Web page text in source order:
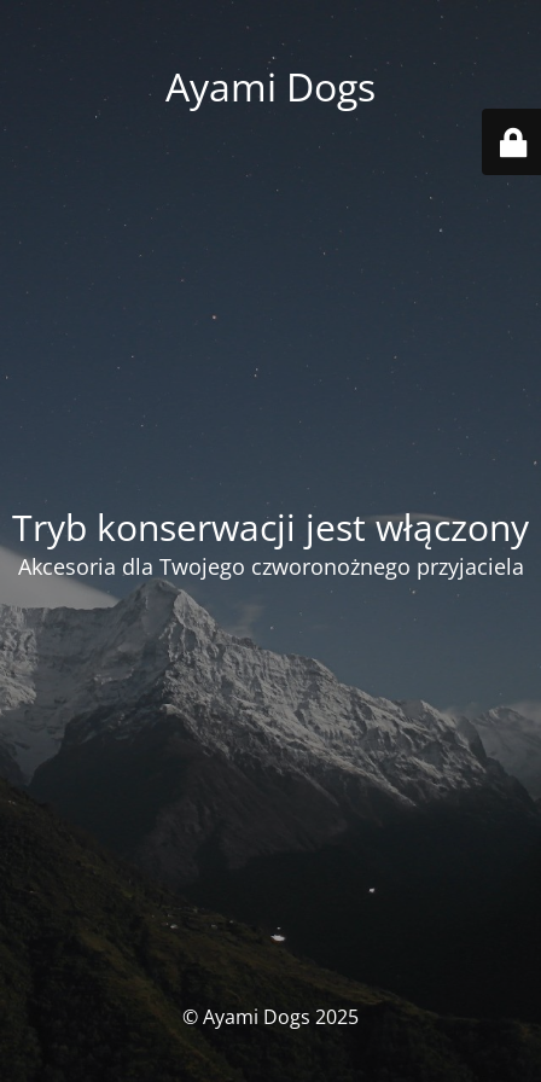
Ayami Dogs
Tryb konserwacji jest włączony
Akcesoria dla Twojego czworonożnego przyjaciela
© Ayami Dogs 2025